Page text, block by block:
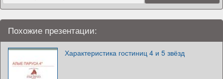
Похожие презентации:
Характеристика гостиниц 4 и 5 звёзд